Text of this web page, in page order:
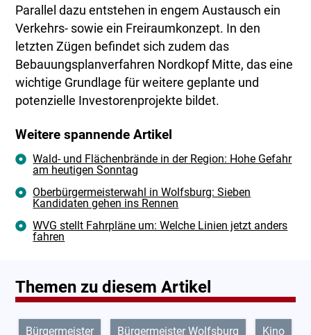
Parallel dazu entstehen in engem Austausch ein
Verkehrs- sowie ein Freiraumkonzept. In den
letzten Zügen befindet sich zudem das
Bebauungsplanverfahren Nordkopf Mitte, das eine
wichtige Grundlage für weitere geplante und
potenzielle Investorenprojekte bildet.
Weitere spannende Artikel
Wald- und Flächenbrände in der Region: Hohe Gefahr
am heutigen Sonntag
Oberbürgermeisterwahl in Wolfsburg: Sieben
Kandidaten gehen ins Rennen
WVG stellt Fahrpläne um: Welche Linien jetzt anders
fahren
Themen zu diesem Artikel
Bürgermeister Bürgermeister Wolfsburg Kino